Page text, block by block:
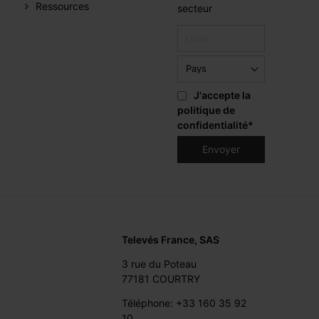
Ressources
secteur
J'accepte la
politique de
confidentialité*
Televés France, SAS
3 rue du Poteau
77181 COURTRY
Téléphone: +33 160 35 92